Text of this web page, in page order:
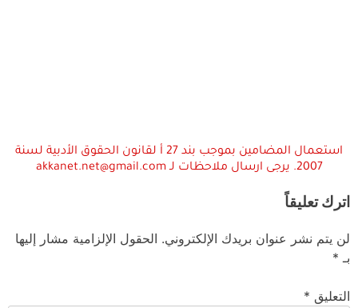
استعمال المضامين بموجب بند 27 أ لقانون الحقوق الأدبية لسنة
2007. يرجى ارسال ملاحظات لـ akkanet.net@gmail.com
اترك تعليقاً
لن يتم نشر عنوان بريدك الإلكتروني. الحقول الإلزامية مشار إليها
بـ *
التعليق *